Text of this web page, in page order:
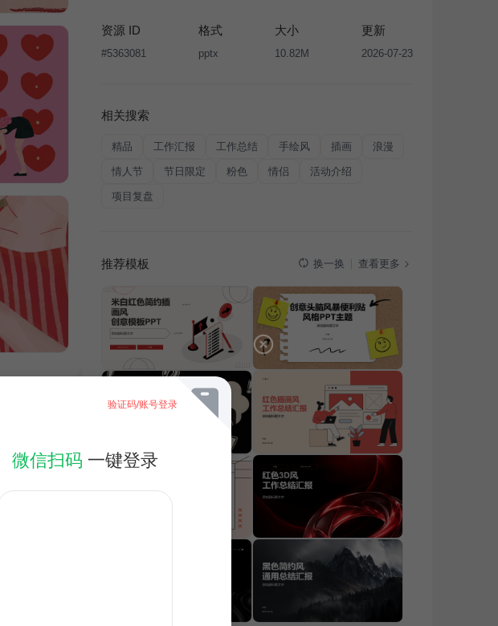
让、出售或出租，未经投权许可任何人不得擅自转载和分发，否则
将接照我国著作权法的相关规定承担相应法律责任。
资源 ID
#5363081
格式
pptx
大小
10.82M
更新
2026-07-23
相关搜索
精品 工作汇报 工作总结 手绘风 插画 浪漫
情人节 节日限定 粉色 情侣 活动介绍
项目复盘
推荐模板 换一换 查看更多
验证码/账号登录
微信扫码 一键登录